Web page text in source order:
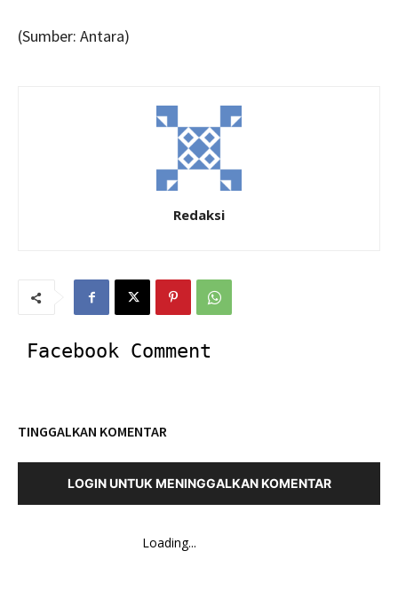
(Sumber: Antara)
Redaksi
Facebook Comment
TINGGALKAN KOMENTAR
LOGIN UNTUK MENINGGALKAN KOMENTAR
Loading...